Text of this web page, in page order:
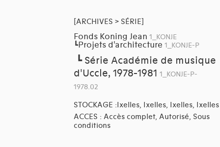
[ARCHIVES > SÉRIE]
Fonds Koning Jean 1_KONJE
┗Projets d'architecture 1_KONJE-P
┗ Série Académie de musique
d'Uccle, 1978-1981 1_KONJE-P-
1978.02
STOCKAGE :Ixelles, Ixelles, Ixelles, Ixelles
ACCES : Accès complet, Autorisé, Sous
conditions